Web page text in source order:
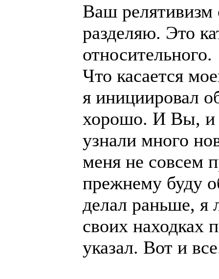
Ваш релятивизм
разделяю. Это
относительного.
Что касается
я инициировал
хорошо. И Вы, и
узнали много
меня не совсем
прежнему буду
делал раньше, я
своих находках
указал. Вот и